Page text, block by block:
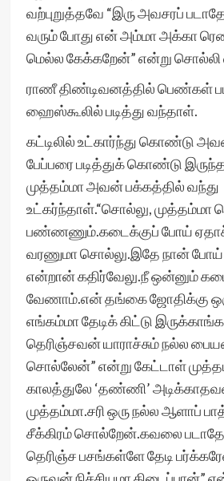
வற்புறுத்தவே “இரு அவசரப்
வரும் போது என் அம்மா அக்கா
மெல்ல கேக்கறேன்” என்று
ராணீ திண்டிவனத்தில் பெண்கள்
ஹைஸ்கூலில் படித்து வந்தாள்.
கட்டிலில் உட்கார்ந்து கொண்டு
பேப்பரை படித்துக் கொண்டு
முத்தம்மா அவன் பக்கத்தில் வந்து
உட்கர்ந்தாள்.“சொல்லு,
பண்ணணும்.கடைக்குப் போய்
வரணுமா சொல்லு.இதே நான் போய்
என்றான் கதிர்வேலு.நீ ஒன்னும்
வேணாம்.என் தங்கை ஜோதிக்கு
எங்கம்மா தேடிக் கிட்டு
தெரிஞ்சவன் யாராச்சும் நல்ல
சொல்லேன்” என்று கேட்டாள்
காலத்துலே ‘தண்ணி’
முத்தம்மா.சரி ஒரு நல்ல ஆளாப்
சீக்கிரம் சொல்றேன்.கவலை படாதே
தெரிஞ்ச பசங்கள்ளே தேடி